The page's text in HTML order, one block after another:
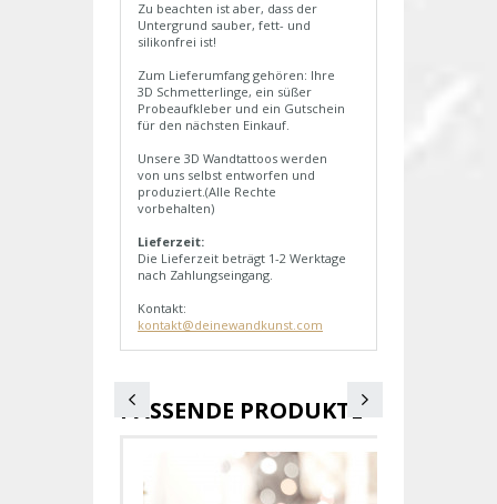
Zu beachten ist aber, dass der
Untergrund sauber, fett- und
silikonfrei ist!
Zum Lieferumfang gehören: Ihre
3D Schmetterlinge, ein süßer
Probeaufkleber und ein Gutschein
für den nächsten Einkauf.
Unsere 3D Wandtattoos werden
von uns selbst entworfen und
produziert.(Alle Rechte
vorbehalten)
Lieferzeit:
Die Lieferzeit beträgt 1-2 Werktage
nach Zahlungseingang.
Kontakt:
kontakt@deinewandkunst.com
PASSENDE PRODUKTE